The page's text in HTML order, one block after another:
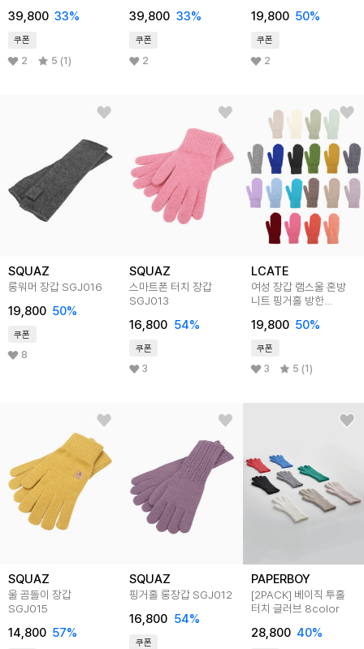
39,800 33%
쿠폰
2 5 (1)
39,800 33%
쿠폰
2
19,800 50%
쿠폰
2
SQUAZ
롱워머 장갑 SGJ016
19,800 50%
쿠폰
8
SQUAZ
스마트폰 터치 장갑
SGJ013
16,800 54%
쿠폰
3
LCATE
여성 장갑 램스울 혼방
니트 핑거홀 방한
19,800 50%
쿠폰
3 5 (1)
SQUAZ
울 곰돌이 장갑
SGJ015
14,800 57%
SQUAZ
핑거홀 롱장갑 SGJ012
16,800 54%
쿠폰
PAPERBOY
[2PACK] 베이직 투홀
터치 글러브 8color
28,800 40%